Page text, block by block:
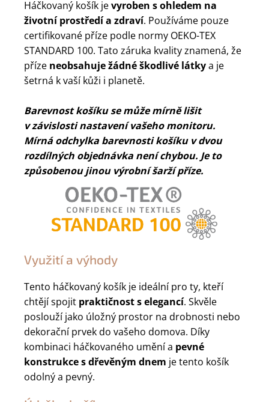
Háčkovaný košík jevyroben s ohledem na
životní prostředí a zdraví. Používáme pouze
certifikované příze podle normy OEKO-TEX
STANDARD 100. Tato záruka kvality znamená, že
příze neobsahuje žádné škodlivé látkya je
šetrná k vaší kůži i planetě.
Barevnost košíku se může mírně lišit
v závislosti nastavení vašeho monitoru.
Mírná odchylka barevnosti košíku v dvou
rozdílných objednávka není chybou. Je to
způsobenou jinou výrobní šarží příze.
Využití a výhody
Tento háčkovaný košík je ideální pro ty, kteří
chtějí spojit praktičnost s elegancí. Skvěle
poslouží jako úložný prostor na drobnosti nebo
dekorační prvek do vašeho domova. Díky
kombinaci háčkovaného umění a pevné
konstrukce s dřevěným dnem je tento košík
odolný a pevný.